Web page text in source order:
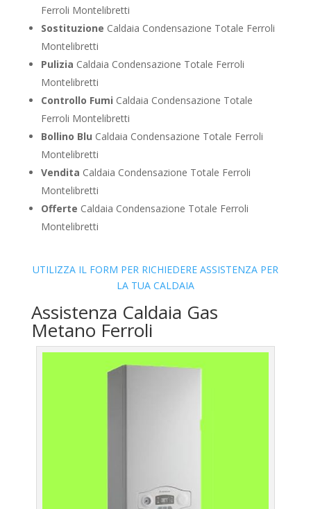
Ferroli Montelibretti
Sostituzione Caldaia Condensazione Totale Ferroli
Montelibretti
Pulizia Caldaia Condensazione Totale Ferroli
Montelibretti
Controllo Fumi Caldaia Condensazione Totale
Ferroli Montelibretti
Bollino Blu Caldaia Condensazione Totale Ferroli
Montelibretti
Vendita Caldaia Condensazione Totale Ferroli
Montelibretti
Offerte Caldaia Condensazione Totale Ferroli
Montelibretti
UTILIZZA IL FORM PER RICHIEDERE ASSISTENZA PER
LA TUA CALDAIA
Assistenza Caldaia Gas
Metano Ferroli